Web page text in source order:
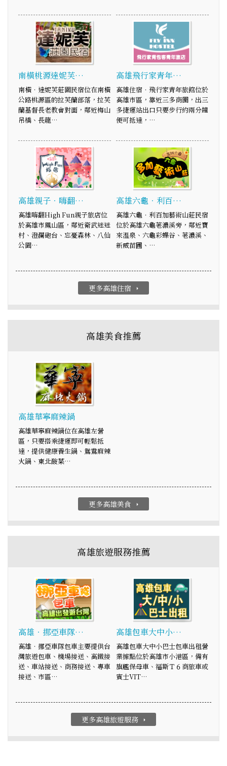
南橫桃源達妮芙…
南橫‧達妮芙莊園民宿位在南橫
公路桃源區的拉芙蘭部落，拉芙
蘭基督長老教會對面，鄰近梅山
吊橋、長龍…
高雄飛行家青年…
高雄住宿．飛行家青年旅館位於
高雄市區，靠近三多商圈，出三
多捷運站出口只要步行約兩分鐘
便可抵達，…
高雄親子．嗨翻…
高雄嗨翻High Fun親子旅店位
於高雄市鳳山區，鄰近衛武迷迷
村、澄瀾砲台、忘憂森林、八仙
公園…
高雄六龜．利百…
高雄六龜．利百加藝術山莊民宿
位於高雄六龜荖濃溪旁，鄰近寶
來溫泉、六龜彩蝶谷、荖濃溪、
新威苗圃、…
更多高雄住宿 arrow_right
高雄美食推薦
高雄華寧麻辣鍋
高雄華寧麻辣鍋位在高雄左營
區，只要搭乘捷運即可輕鬆抵
達，提供健康養生鍋、鴛鴦麻辣
火鍋、東北酸菜…
更多高雄美食 arrow_right
高雄旅遊服務推薦
高雄‧挪亞車隊…
高雄‧挪亞車隊包車主要提供台
灣旅遊包車、機場接送、高鐵接
送、車站接送、商務接送、專車
接送、市區…
高雄包車大中小…
高雄包車大中小巴士包車出租營
業據點位於高雄市小港區，備有
旗艦保母車、福斯Ｔ６商旅車或
賓士VIT…
更多高雄旅遊服務 arrow_right